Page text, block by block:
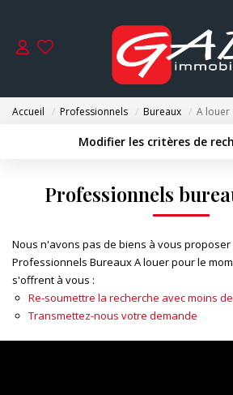
ACHETER
NOS AGENCES
Accueil Professionnels Bureaux A louer
Modifier les critères de
Type de bien
Budget max
Créer une alerte
Professionnels
Nous n'avons pas de biens à vous
Professionnels Bureaux A louer pour le
s'offrent à vous :
Re-soumettre la recherche avec moins
Transmettez-nous votre demande